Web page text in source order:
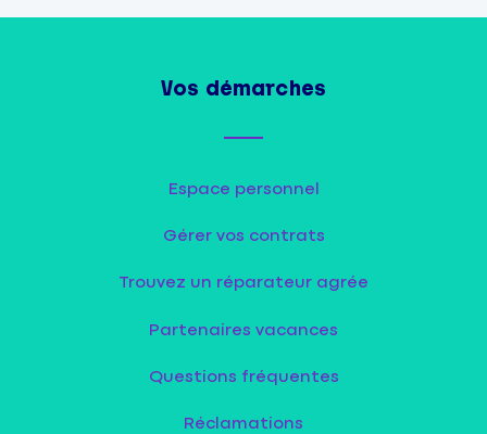
Vos démarches
Espace personnel
Gérer vos contrats
Trouvez un réparateur agrée
Partenaires vacances
Questions fréquentes
Réclamations